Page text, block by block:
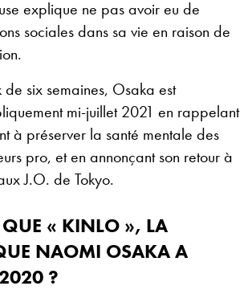
explique ne pas avoir eu de
sociales dans sa vie en raison de
six semaines, Osaka est
mi-juillet 2021 en rappelant
à préserver la santé mentale des
pro, et en annonçant son retour à
J.O. de Tokyo.
QUE « KINLO », LA
NAOMI OSAKA A
?